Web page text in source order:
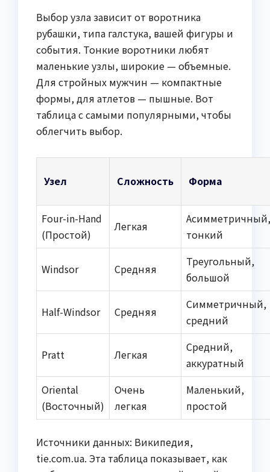
Выбор узла зависит от воротника
рубашки, типа галстука, вашей фигуры и
события. Тонкие воротники любят
маленькие узлы, широкие — объемные.
Для стройных мужчин — компактные
формы, для атлетов — пышные. Вот
таблица с самыми популярными, чтобы
облегчить выбор.
Узел Сложность Форма
Four-in-Hand
(Простой)
Легкая
Асимметричный,
тонкий
Windsor Средняя
Треугольный,
большой
Half-Windsor Средняя
Симметричный,
средний
Pratt Легкая
Средний,
аккуратный
Oriental
(Восточный)
Очень
легкая
Маленький,
простой
Источники данных: Википедия,
tie.com.ua. Эта таблица показывает, как